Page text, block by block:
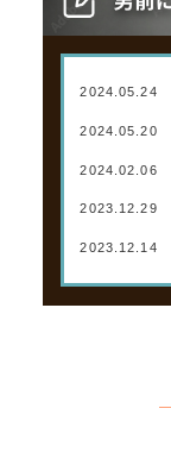
2024.05.24
2024.05.20
2024.02.06
2023.12.29
2023.12.14